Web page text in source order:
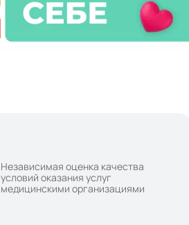
Независимая оценка качества
условий оказания услуг
медицинскими организациями